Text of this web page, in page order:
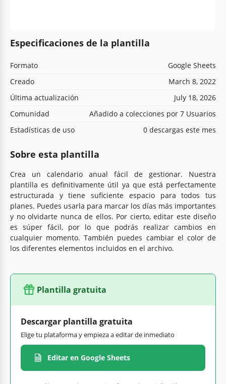
Especificaciones de la plantilla
Formato
Google Sheets
Creado
March 8, 2022
Última actualización
July 18, 2026
Comunidad
Añadido a colecciones por 7 Usuarios
Estadísticas de uso
0 descargas este mes
Sobre esta plantilla
Crea un calendario anual fácil de gestionar. Nuestra
plantilla es definitivamente útil ya que está perfectamente
estructurada y tiene suficiente espacio para todos tus
planes. Puedes usarla para marcar los días más importantes
y no olvidarte nunca de ellos. Por cierto, editar este diseño
es súper fácil, por lo que podrás realizar cambios en
cualquier momento. También puedes cambiar el color de
los diferentes elementos incluidos en el archivo.
Plantilla gratuita
Descargar plantilla gratuita
Elige tu plataforma y empieza a editar de inmediato
Editar en Google Sheets